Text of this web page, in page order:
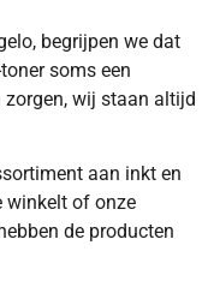
begrijpen we dat
soms een
wij staan altijd
aan inkt en
winkelt of onze
de producten